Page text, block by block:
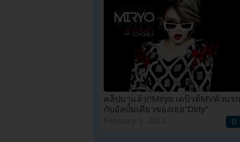
คลิปมาแล้ว!!Miryo เดบิวต์MVตัวแรก
กับอัลบั้มเดี่ยวของเธอ”Dirty”
0